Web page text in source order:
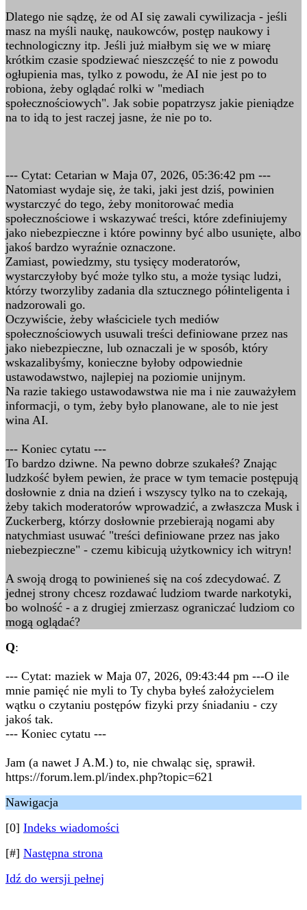
Dlatego nie sądzę, że od AI się zawali cywilizacja - jeśli
masz na myśli naukę, naukowców, postęp naukowy i
technologiczny itp. Jeśli już miałbym się we w miarę
krótkim czasie spodziewać nieszczęść to nie z powodu
ogłupienia mas, tylko z powodu, że AI nie jest po to
robiona, żeby oglądać rolki w "mediach
społecznościowych". Jak sobie popatrzysz jakie pieniądze
na to idą to jest raczej jasne, że nie po to.
--- Cytat: Cetarian w Maja 07, 2026, 05:36:42 pm ---
Natomiast wydaje się, że taki, jaki jest dziś, powinien
wystarczyć do tego, żeby monitorować media
społecznościowe i wskazywać treści, które zdefiniujemy
jako niebezpieczne i które powinny być albo usunięte, albo
jakoś bardzo wyraźnie oznaczone.
Zamiast, powiedzmy, stu tysięcy moderatorów,
wystarczyłoby być może tylko stu, a może tysiąc ludzi,
którzy tworzyliby zadania dla sztucznego półinteligenta i
nadzorowali go.
Oczywiście, żeby właściciele tych mediów
społecznościowych usuwali treści definiowane przez nas
jako niebezpieczne, lub oznaczali je w sposób, który
wskazalibyśmy, konieczne byłoby odpowiednie
ustawodawstwo, najlepiej na poziomie unijnym.
Na razie takiego ustawodawstwa nie ma i nie zauważyłem
informacji, o tym, żeby było planowane, ale to nie jest
wina AI.
--- Koniec cytatu ---
To bardzo dziwne. Na pewno dobrze szukałeś? Znając
ludzkość byłem pewien, że prace w tym temacie postępują
dosłownie z dnia na dzień i wszyscy tylko na to czekają,
żeby takich moderatorów wprowadzić, a zwłaszcza Musk i
Zuckerberg, którzy dosłownie przebierają nogami aby
natychmiast usuwać "treści definiowane przez nas jako
niebezpieczne" - czemu kibicują użytkownicy ich witryn!
A swoją drogą to powinieneś się na coś zdecydować. Z
jednej strony chcesz rozdawać ludziom twarde narkotyki,
bo wolność - a z drugiej zmierzasz ograniczać ludziom co
mogą oglądać?
Q:
--- Cytat: maziek w Maja 07, 2026, 09:43:44 pm ---O ile
mnie pamięć nie myli to Ty chyba byłeś założycielem
wątku o czytaniu postępów fizyki przy śniadaniu - czy
jakoś tak.
--- Koniec cytatu ---
Jam (a nawet J A.M.) to, nie chwaląc się, sprawił.
https://forum.lem.pl/index.php?topic=621
Nawigacja
[0] Indeks wiadomości
[#] Następna strona
Idź do wersji pełnej